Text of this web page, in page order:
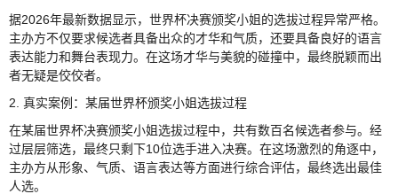
据2026年最新数据显示，世界杯决赛颁奖小姐的选拔过程异常严格。
主办方不仅要求候选者具备出众的才华和气质，还要具备良好的语言
表达能力和舞台表现力。在这场才华与美貌的碰撞中，最终脱颖而出
者无疑是佼佼者。
2. 真实案例：某届世界杯颁奖小姐选拔过程
在某届世界杯决赛颁奖小姐选拔过程中，共有数百名候选者参与。经
过层层筛选，最终只剩下10位选手进入决赛。在这场激烈的角逐中，
主办方从形象、气质、语言表达等方面进行综合评估，最终选出最佳
人选。